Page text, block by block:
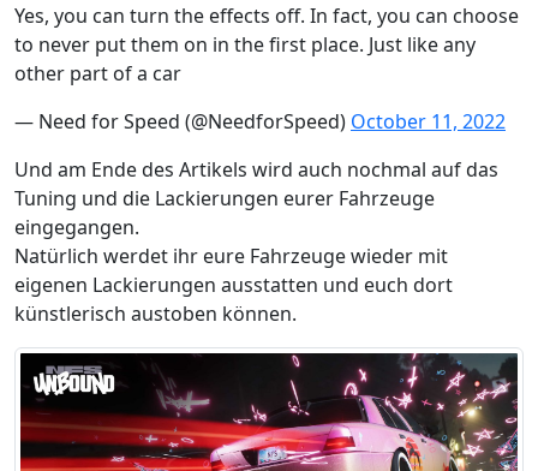
Yes, you can turn the effects off. In fact, you can choose
to never put them on in the first place. Just like any
other part of a car
— Need for Speed (@NeedforSpeed) October 11, 2022
Und am Ende des Artikels wird auch nochmal auf das
Tuning und die Lackierungen eurer Fahrzeuge
eingegangen.
Natürlich werdet ihr eure Fahrzeuge wieder mit
eigenen Lackierungen ausstatten und euch dort
künstlerisch austoben können.